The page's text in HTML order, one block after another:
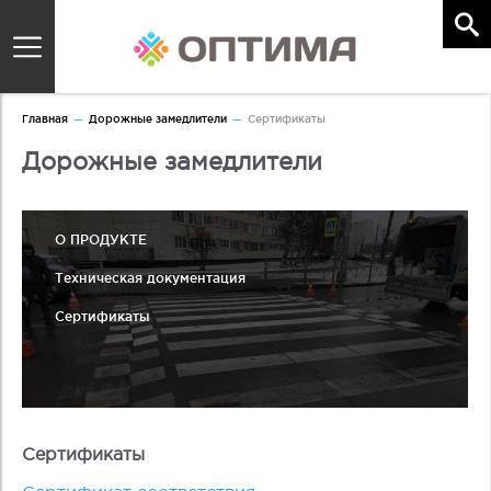
Главная Дорожные замедлители Сертификаты
Дорожные замедлители
О ПРОДУКТЕ
Техническая документация
Сертификаты
Сертификаты